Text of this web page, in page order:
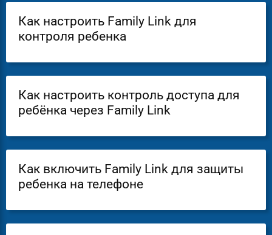
Как настроить Family Link для
контроля ребенка
Как настроить контроль доступа для
ребёнка через Family Link
Как включить Family Link для защиты
ребенка на телефоне